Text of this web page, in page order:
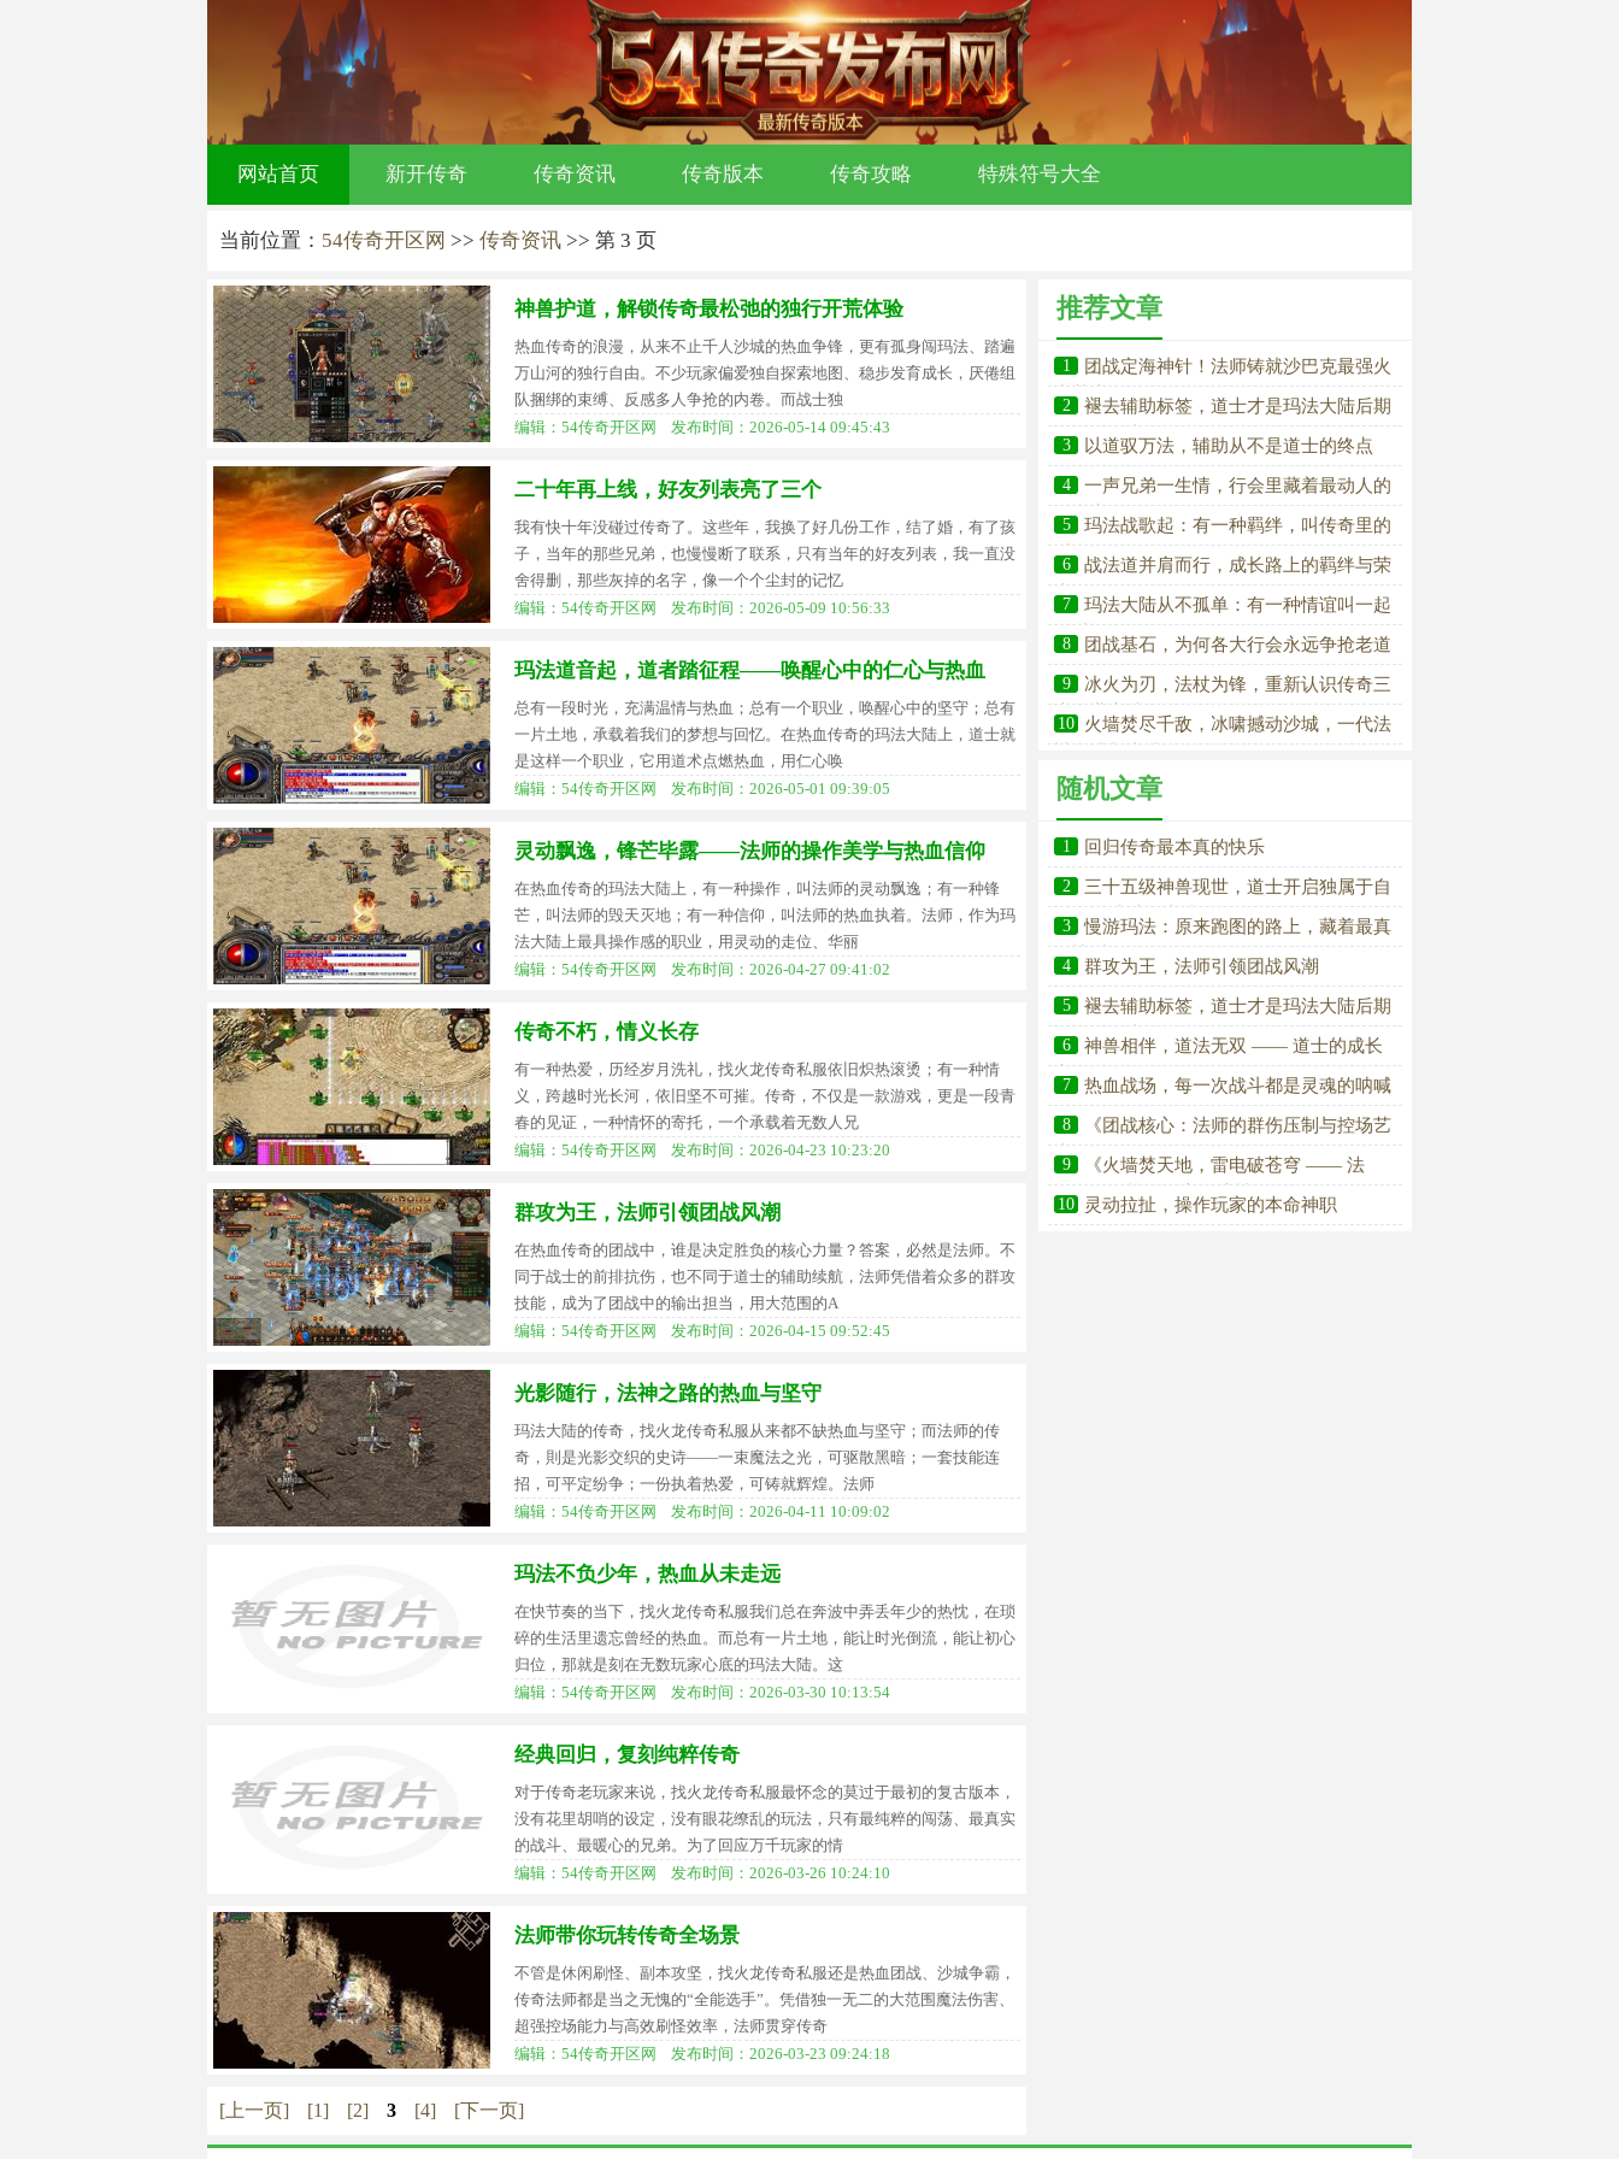
网站首页 新开传奇 传奇资讯 传奇版本 传奇攻略 特殊符号大全
当前位置： 54传奇开区网 >> 传奇资讯 >> 第 3 页
神兽护道，解锁传奇最松弛的独行开荒体验
热血传奇的浪漫，从来不止千人沙城的热血争锋，更有孤身闯玛法、踏遍
万山河的独行自由。不少玩家偏爱独自探索地图、稳步发育成长，厌倦组
队捆绑的束缚、反感多人争抢的内卷。而战士独
编辑：54传奇开区网 发布时间：2026-05-14 09:45:43
二十年再上线，好友列表亮了三个
我有快十年没碰过传奇了。这些年，我换了好几份工作，结了婚，有了孩
子，当年的那些兄弟，也慢慢断了联系，只有当年的好友列表，我一直没
舍得删，那些灰掉的名字，像一个个尘封的记忆
编辑：54传奇开区网 发布时间：2026-05-09 10:56:33
玛法道音起，道者踏征程——唤醒心中的仁心与热血
总有一段时光，充满温情与热血；总有一个职业，唤醒心中的坚守；总有
一片土地，承载着我们的梦想与回忆。在热血传奇的玛法大陆上，道士就
是这样一个职业，它用道术点燃热血，用仁心唤
编辑：54传奇开区网 发布时间：2026-05-01 09:39:05
灵动飘逸，锋芒毕露——法师的操作美学与热血信仰
在热血传奇的玛法大陆上，有一种操作，叫法师的灵动飘逸；有一种锋
芒，叫法师的毁天灭地；有一种信仰，叫法师的热血执着。法师，作为玛
法大陆上最具操作感的职业，用灵动的走位、华丽
编辑：54传奇开区网 发布时间：2026-04-27 09:41:02
传奇不朽，情义长存
有一种热爱，历经岁月洗礼，找火龙传奇私服依旧炽热滚烫；有一种情
义，跨越时光长河，依旧坚不可摧。传奇，不仅是一款游戏，更是一段青
春的见证，一种情怀的寄托，一个承载着无数人兄
编辑：54传奇开区网 发布时间：2026-04-23 10:23:20
群攻为王，法师引领团战风潮
在热血传奇的团战中，谁是决定胜负的核心力量？答案，必然是法师。不
同于战士的前排抗伤，也不同于道士的辅助续航，法师凭借着众多的群攻
技能，成为了团战中的输出担当，用大范围的A
编辑：54传奇开区网 发布时间：2026-04-15 09:52:45
光影随行，法神之路的热血与坚守
玛法大陆的传奇，找火龙传奇私服从来都不缺热血与坚守；而法师的传
奇，則是光影交织的史诗——一束魔法之光，可驱散黑暗；一套技能连
招，可平定纷争；一份执着热爱，可铸就辉煌。法师
编辑：54传奇开区网 发布时间：2026-04-11 10:09:02
玛法不负少年，热血从未走远
在快节奏的当下，找火龙传奇私服我们总在奔波中弄丢年少的热忱，在琐
碎的生活里遗忘曾经的热血。而总有一片土地，能让时光倒流，能让初心
归位，那就是刻在无数玩家心底的玛法大陆。这
编辑：54传奇开区网 发布时间：2026-03-30 10:13:54
经典回归，复刻纯粹传奇
对于传奇老玩家来说，找火龙传奇私服最怀念的莫过于最初的复古版本，
没有花里胡哨的设定，没有眼花缭乱的玩法，只有最纯粹的闯荡、最真实
的战斗、最暖心的兄弟。为了回应万千玩家的情
编辑：54传奇开区网 发布时间：2026-03-26 10:24:10
法师带你玩转传奇全场景
不管是休闲刷怪、副本攻坚，找火龙传奇私服还是热血团战、沙城争霸，
传奇法师都是当之无愧的“全能选手”。凭借独一无二的大范围魔法伤害、
超强控场能力与高效刷怪效率，法师贯穿传奇
编辑：54传奇开区网 发布时间：2026-03-23 09:24:18
[上一页] [1] [2] 3 [4] [下一页]
推荐文章
1 团战定海神针！法师铸就沙巴克最强火
力荣光
2 褪去辅助标签，道士才是玛法大陆后期
无敌的强者
3 以道驭万法，辅助从不是道士的终点
4 一声兄弟一生情，行会里藏着最动人的
江湖义气
5 玛法战歌起：有一种羁绊，叫传奇里的
过命兄弟
6 战法道并肩而行，成长路上的羁绊与荣
光
7 玛法大陆从不孤单：有一种情谊叫一起
砍过怪的兄弟
8 团战基石，为何各大行会永远争抢老道
9 冰火为刃，法杖为锋，重新认识传奇三
大职业之法师
10 火墙焚尽千敌，冰啸撼动沙城，一代法
随机文章
1 回归传奇最本真的快乐
2 三十五级神兽现世，道士开启独属于自
己的玛法独行史诗
3 慢游玛法：原来跑图的路上，藏着最真
的快乐
4 群攻为王，法师引领团战风潮
5 褪去辅助标签，道士才是玛法大陆后期
无敌的强者
6 神兽相伴，道法无双 —— 道士的成长
之路
7 热血战场，每一次战斗都是灵魂的呐喊
8 《团战核心：法师的群伤压制与控场艺
术》
9 《火墙焚天地，雷电破苍穹 —— 法
师，传奇战场的永远滴神！》
10 灵动拉扯，操作玩家的本命神职